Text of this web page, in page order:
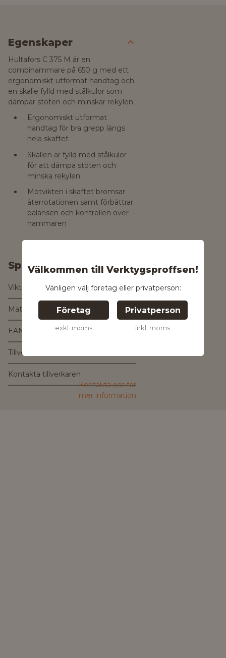
Välkommen till Verktygsproffsen!
Vänligen välj företag eller privatperson:
Företag
exkl. moms
Privatperson
inkl. moms
Egenskaper
Hultafors C 375 M är en
combihammare på 650 g med ett
ergonomiskt utformat handtag och
en skalle fylld med stålkulor som
dämpar stöten och minskar rekylen.
Ergonomiskt utformat
handtag för bra grepp längs
hela skaftet
Skallen är fylld med stålkulor
för att dämpa stöten och
minska rekylen
Motvikten i skaftet bromsar
återrotationen samt förbättrar
balansen och kontrollen över
hammaren
Specifikationer
Vikt 0.65 kg
Material skaft Gummi, Stål
EAN 7391408212625
Tillverkare
Kontakta tillverkaren
Kontakta oss för
mer information